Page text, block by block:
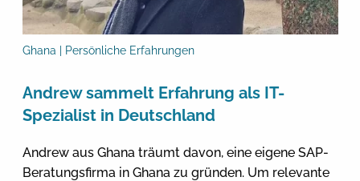
Ghana | Persönliche Erfahrungen
Andrew sammelt Erfahrung als IT-
Spezialist in Deutschland
Andrew aus Ghana träumt davon, eine eigene SAP-
Beratungsfirma in Ghana zu gründen. Um relevante